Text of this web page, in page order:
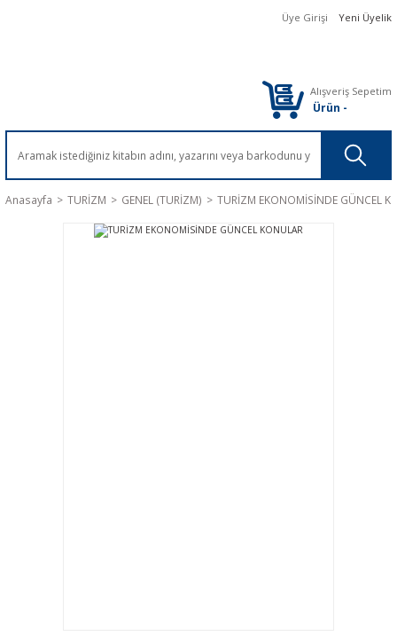
Üye Girişi Yeni Üyelik
Alışveriş Sepetim
Ürün -
Anasayfa TURİZM GENEL (TURİZM) TURİZM EKONOMİSİNDE GÜNCEL